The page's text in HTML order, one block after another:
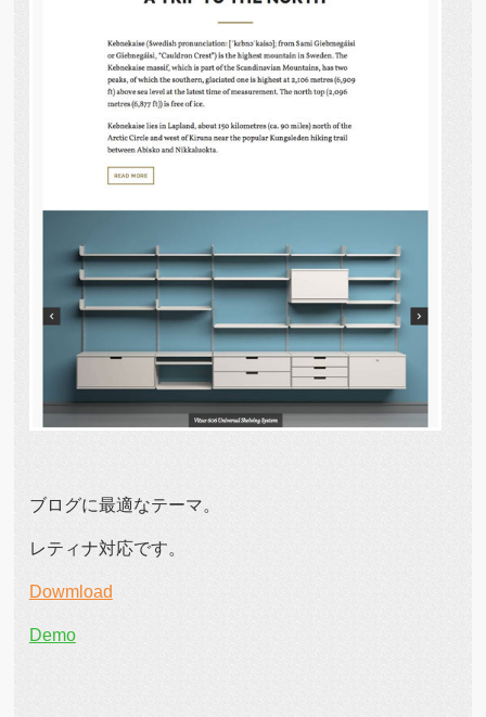
ブログに最適なテーマ。
レティナ対応です。
Dowmload
Demo